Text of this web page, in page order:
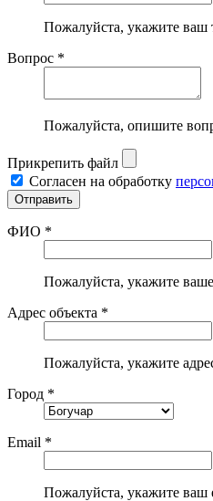
Пожалуйста, укажите ваш
Вопрос *
Пожалуйста, опишите
Прикрепить файл
Согласен на обработку
ФИО *
Пожалуйста, укажите
Адрес объекта *
Пожалуйста, укажите
Город *
Email *
Пожалуйста, укажите ваш